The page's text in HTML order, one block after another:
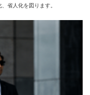
省人化を図ります。